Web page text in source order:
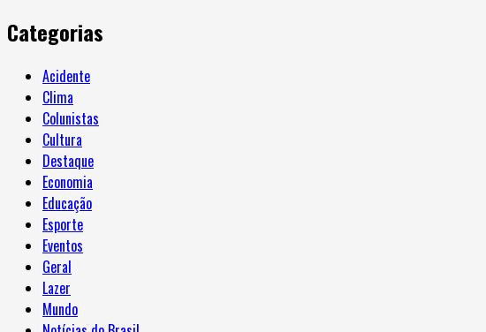
Categorias
Acidente
Clima
Colunistas
Cultura
Destaque
Economia
Educação
Esporte
Eventos
Geral
Lazer
Mundo